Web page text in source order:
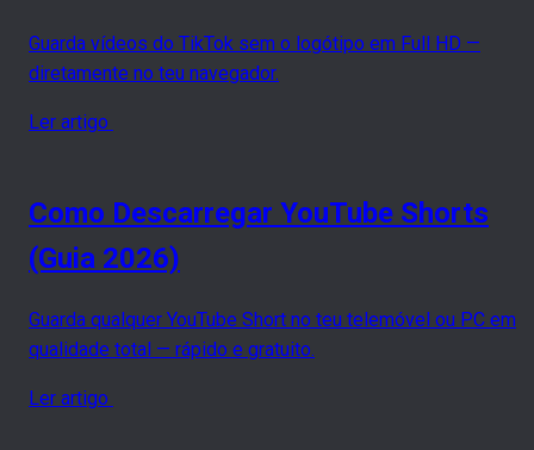
Guarda vídeos do TikTok sem o logótipo em Full HD —
diretamente no teu navegador.
Ler artigo
Como Descarregar YouTube Shorts
(Guia 2026)
Guarda qualquer YouTube Short no teu telemóvel ou PC em
qualidade total — rápido e gratuito.
Ler artigo